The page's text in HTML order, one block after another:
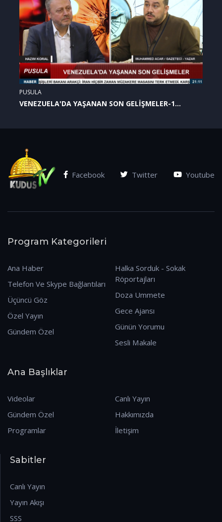
PUSULA
VENEZUELA'DA YAŞANAN SON GELİŞMELER-1
Facebook Twitter Youtube
Program Kategorileri
Ana Haber
Telefon Ve Skype Bağlantıları
Üçüncü Göz
Özel Yayın
Gündem Özel
Halka Sorduk - Sokak
Röportajları
Doza Ummete
Gece Ajansı
Günün Yorumu
Sesli Makale
Ana Başlıklar
Videolar
Gündem Özel
Programlar
Canlı Yayın
Hakkımızda
İletişim
Sabitler
Canlı Yayın
Yayın Akışı
SSS